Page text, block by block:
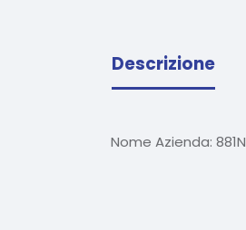
Descrizione
Nome Azienda: 881N